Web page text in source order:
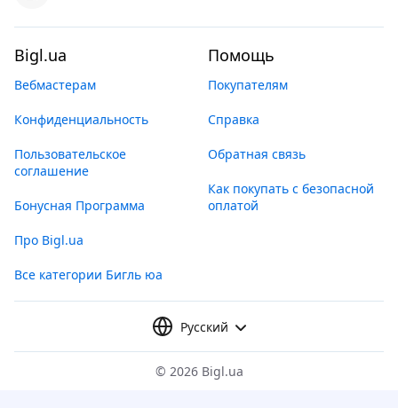
Bigl.ua
Вебмастерам
Конфиденциальность
Пользовательское
соглашение
Бонусная Программа
Про Bigl.ua
Все категории Бигль юа
Помощь
Покупателям
Справка
Обратная связь
Как покупать с безопасной
оплатой
Русский
© 2026 Bigl.ua